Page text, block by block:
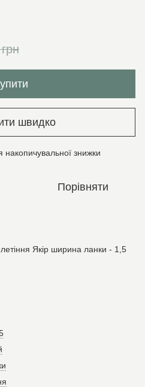
швидко
накопичувальної знижки
Порівняти
Якір ширина ланки - 1,5